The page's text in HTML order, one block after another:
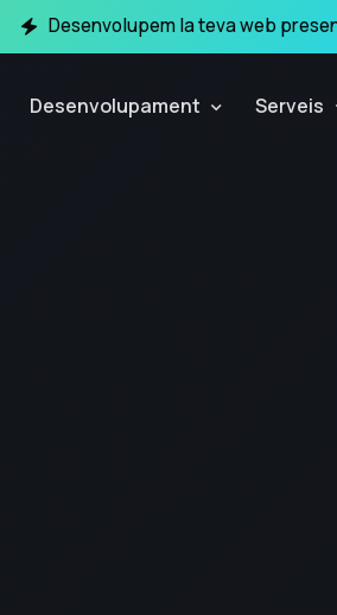
Desenvolupem la teva web
Desenvolupament Serveis